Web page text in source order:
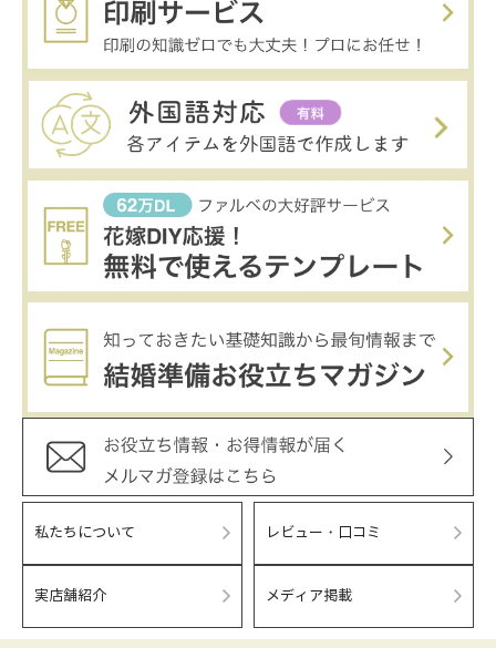
私たちについて レビュー・口コミ
実店舗紹介 メディア掲載